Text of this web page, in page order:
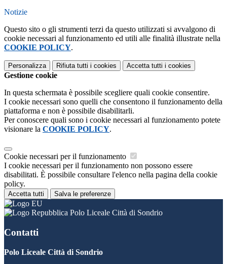
Notizie
Questo sito o gli strumenti terzi da questo utilizzati si avvalgono di
cookie necessari al funzionamento ed utili alle finalità illustrate nella
COOKIE POLICY.
Personalizza Rifiuta tutti i cookies Accetta tutti i cookies
Gestione cookie
In questa schermata è possibile scegliere quali cookie consentire.
I cookie necessari sono quelli che consentono il funzionamento della
piattaforma e non è possibile disabilitarli.
Per conoscere quali sono i cookie necessari al funzionamento potete
visionare la COOKIE POLICY.
Cookie necessari per il funzionamento
I cookie necessari per il funzionamento non possono essere
disabilitati. È possibile consultare l'elenco nella pagina della cookie
policy.
Accetta tutti Salva le preferenze
Polo Liceale Città di Sondrio
Contatti
Polo Liceale Città di Sondrio